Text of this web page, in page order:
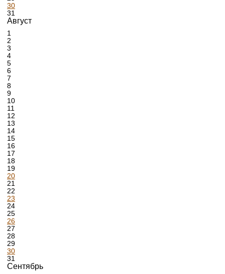
30
31
Август
1
2
3
4
5
6
7
8
9
10
11
12
13
14
15
16
17
18
19
20
21
22
23
24
25
26
27
28
29
30
31
Сентябрь